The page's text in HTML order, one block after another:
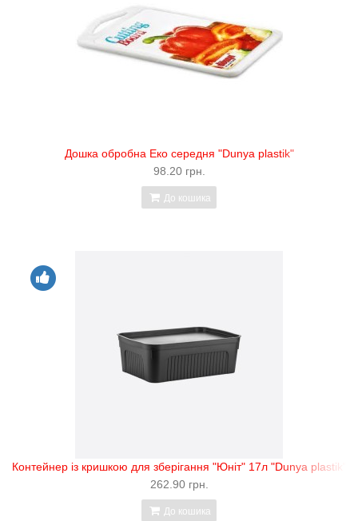
Дошка обробна Еко середня "Dunya plastik"
98.20 грн.
До кошика
Контейнер із кришкою для зберігання "Юніт" 17л "Dunya plastik"
262.90 грн.
До кошика